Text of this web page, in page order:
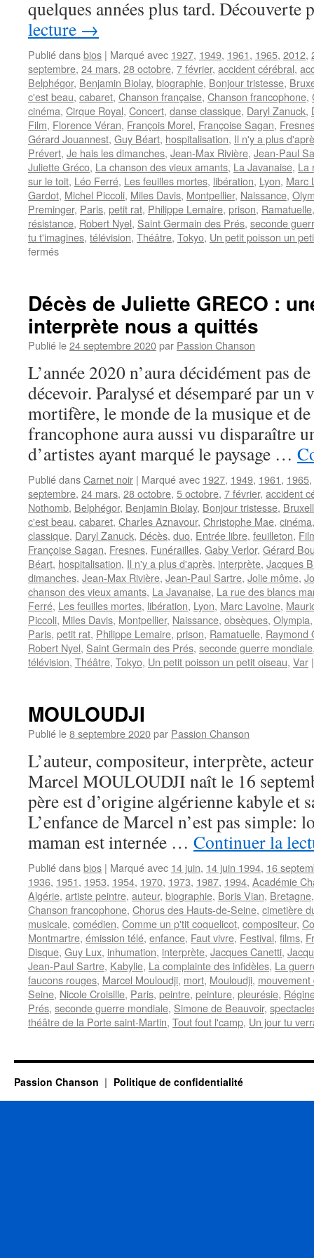
quelques années plus tard.
lecture →
Publié dansbios | Marqué avec 1927, 1949, 1961, 1965, 2012,
septembre, 24 mars, 28 octobre, 7 février, accident cérébral,
Belphégor, Benjamin Biolay, biographie, Bonjour tristesse,
c'est beau, cabaret, Chanson française, Chanson francophone,
cinéma, Cirque Royal, Concert, danse classique, Daryl Zanuck,
Film, Florence Véran, François Morel, Françoise Sagan,
Gérard Jouannest, Guy Béart, hospitalisation, Il n'y a plus
Prévert, Je hais les dimanches, Jean-Max Rivière, Jean-Paul
Juliette Gréco, La chanson des vieux amants, La Javanaise, La
sur le toit, Léo Ferré, Les feuilles mortes, libération, Lyon, Marc
Gardot, Michel Piccoli, Miles Davis, Montpellier, Naissance,
Preminger, Paris, petit rat, Philippe Lemaire, prison, Ramatuelle
résistance, Robert Nyel, Saint Germain des Prés, seconde
tu t'imagines, télévision, Théâtre, Tokyo, Un petit poisson un
ferméssur
Décès de Juliette GRECO :
interprète nous a quittés
Publié le24 septembre 2020par Passion Chanson
L’année 2020 n’aura décidément pas
décevoir. Paralysé et désemparé par
mortifère, le monde de la musique et
francophone aura aussi vu disparaître
d’artistes ayant marqué le paysage …
Publié dansCarnet noir | Marqué avec 1927, 1949, 1961, 1965,
septembre, 24 mars, 28 octobre, 5 octobre, 7 février, accident
Nothomb, Belphégor, Benjamin Biolay, Bonjour tristesse,
c'est beau, cabaret, Charles Aznavour, Christophe Mae, cinéma
classique, Daryl Zanuck, Décès, duo, Entrée libre, feuilleton,
Françoise Sagan, Fresnes, Funérailles, Gaby Verlor, Gérard
Béart, hospitalisation, Il n'y a plus d'après, interprète, Jacques
dimanches, Jean-Max Rivière, Jean-Paul Sartre, Jolie môme,
chanson des vieux amants, La Javanaise, La rue des blancs
Ferré, Les feuilles mortes, libération, Lyon, Marc Lavoine,
Piccoli, Miles Davis, Montpellier, Naissance, obsèques, Olympia
Paris, petit rat, Philippe Lemaire, prison, Ramatuelle, Raymond
Robert Nyel, Saint Germain des Prés, seconde guerre mondiale
télévision, Théâtre, Tokyo, Un petit poisson un petit oiseau, Var |
MOULOUDJI
Publié le8 septembre 2020par Passion Chanson
L’auteur, compositeur, interprète,
Marcel MOULOUDJI naît le 16
père est d’origine algérienne kabyle et
L’enfance de Marcel n’est pas simple:
maman est internée … Continuer la
Publié dansbios | Marqué avec 14 juin, 14 juin 1994, 16
1936, 1951, 1953, 1954, 1970, 1973, 1987, 1994, Académie
Algérie, artiste peintre, auteur, biographie, Boris Vian, Bretagne
Chanson francophone, Chorus des Hauts-de-Seine, cimetière
musicale, comédien, Comme un p'tit coquelicot, compositeur,
Montmartre, émission télé, enfance, Faut vivre, Festival, films,
Disque, Guy Lux, inhumation, interprète, Jacques Canetti,
Jean-Paul Sartre, Kabylie, La complainte des infidèles, La
faucons rouges, Marcel Mouloudji, mort, Mouloudji,
Seine, Nicole Croisille, Paris, peintre, peinture, pleurésie,
Prés, seconde guerre mondiale, Simone de Beauvoir,
théâtre de la Porte saint-Martin, Tout fout l'camp, Un jour tu
Passion Chanson Politique de confidentialité